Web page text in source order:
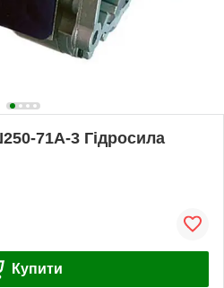
71А-3 Гідросила
Купити